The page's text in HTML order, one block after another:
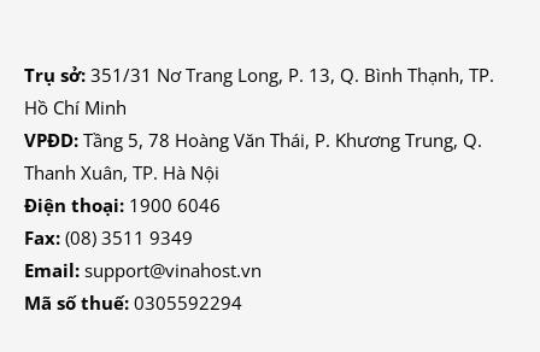
Trụ sở: 351/31 Nơ Trang Long, P. 13, Q. Bình Thạnh, TP.
Hồ Chí Minh
VPĐD: Tầng 5, 78 Hoàng Văn Thái, P. Khương Trung, Q.
Thanh Xuân, TP. Hà Nội
Điện thoại: 1900 6046
Fax: (08) 3511 9349
Email: support@vinahost.vn
Mã số thuế: 0305592294